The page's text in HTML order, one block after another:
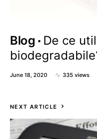
Blog
De ce
June 18, 2020 335 views
NEXT ARTICLE